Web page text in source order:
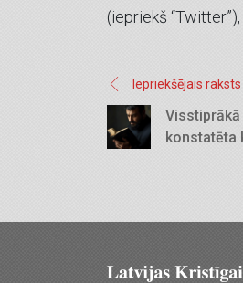
(iepriekš
Iepriekšējais raksts
konstatēta